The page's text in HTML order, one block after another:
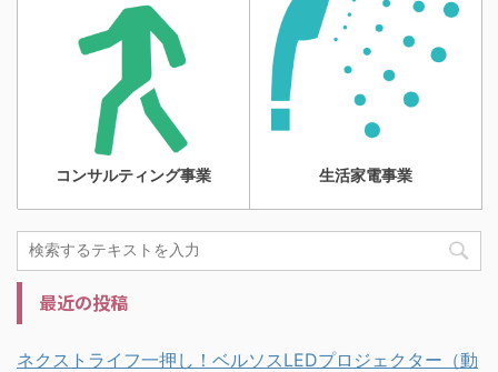
コンサルティング事業 生活家電事業
最近の投稿
ネクストライフ一押し！ベルソスLEDプロジェクター（動